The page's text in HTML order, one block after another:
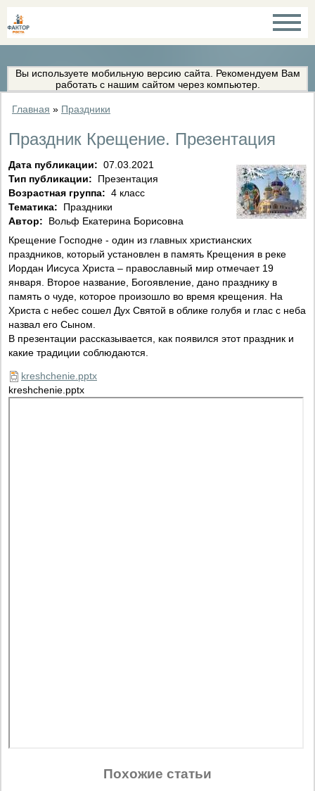
Вы используете мобильную версию сайта. Рекомендуем Вам
работать с нашим сайтом через компьютер.
Главная » Праздники
Праздник Крещение. Презентация
Дата публикации: 07.03.2021
Тип публикации:
Презентация
Возрастная группа: 4 класс
Тематика:
Праздники
Автор:
Вольф Екатерина Борисовна
Крещение Господне - один из главных христианских
праздников, который установлен в память Крещения в реке
Иордан Иисуса Христа – православный мир отмечает 19
января. Второе название, Богоявление, дано празднику в
память о чуде, которое произошло во время крещения. На
Христа с небес сошел Дух Святой в облике голубя и глас с неба
назвал его Сыном.
В презентации рассказывается, как появился этот праздник и
какие традиции соблюдаются.
kreshchenie.pptx
kreshchenie.pptx
Похожие статьи